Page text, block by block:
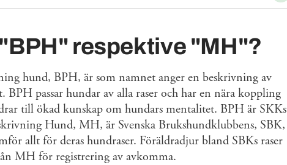
respektive "MH"?
hund, BPH, är som namnet anger en beskrivning av
passar hundar av alla raser och har en nära koppling
till ökad kunskap om hundars mentalitet. BPH är SKKs
Hund, MH, är Svenska Brukshundklubbens, SBK,
allt för deras hundraser. Föräldradjur bland SBKs raser
MH för registrering av avkomma.